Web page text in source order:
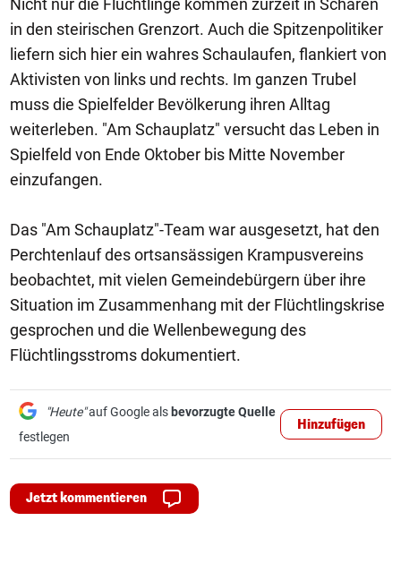
Nicht nur die Flüchtlinge kommen zurzeit in Scharen
in den steirischen Grenzort. Auch die Spitzenpolitiker
liefern sich hier ein wahres Schaulaufen, flankiert von
Aktivisten von links und rechts. Im ganzen Trubel
muss die Spielfelder Bevölkerung ihren Alltag
weiterleben. "Am Schauplatz" versucht das Leben in
Spielfeld von Ende Oktober bis Mitte November
einzufangen.
Das "Am Schauplatz"-Team war ausgesetzt, hat den
Perchtenlauf des ortsansässigen Krampusvereins
beobachtet, mit vielen Gemeindebürgern über ihre
Situation im Zusammenhang mit der Flüchtlingskrise
gesprochen und die Wellenbewegung des
Flüchtlingsstroms dokumentiert.
"Heute"auf Google als bevorzugte Quelle
festlegen
Hinzufügen
Jetzt kommentieren